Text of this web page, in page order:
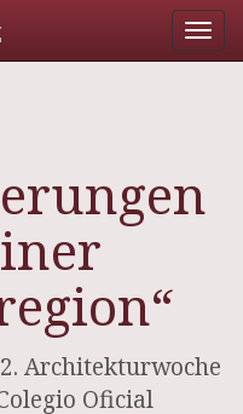
Architekturwoche
Oficial